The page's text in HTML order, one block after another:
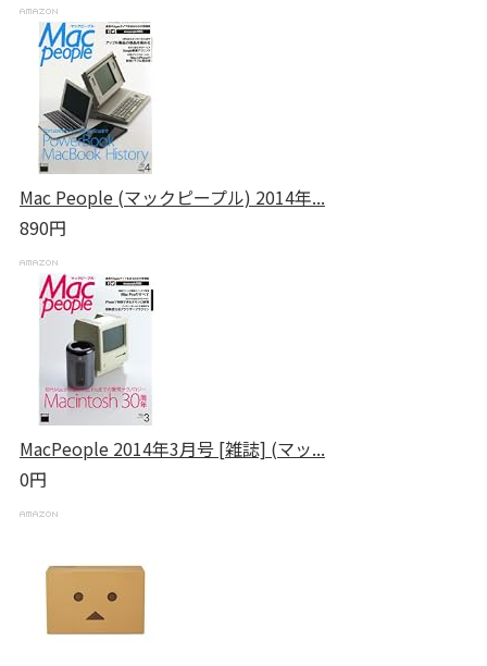
Mac People (マックピープル) 2014年...
890円
MacPeople 2014年3月号 [雑誌] (マッ...
0円